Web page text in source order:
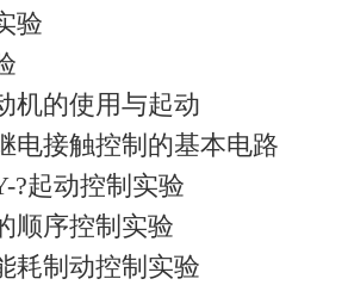
验
机的使用与起动
电接触控制的基本电路
?起动控制实验
顺序控制实验
耗制动控制实验